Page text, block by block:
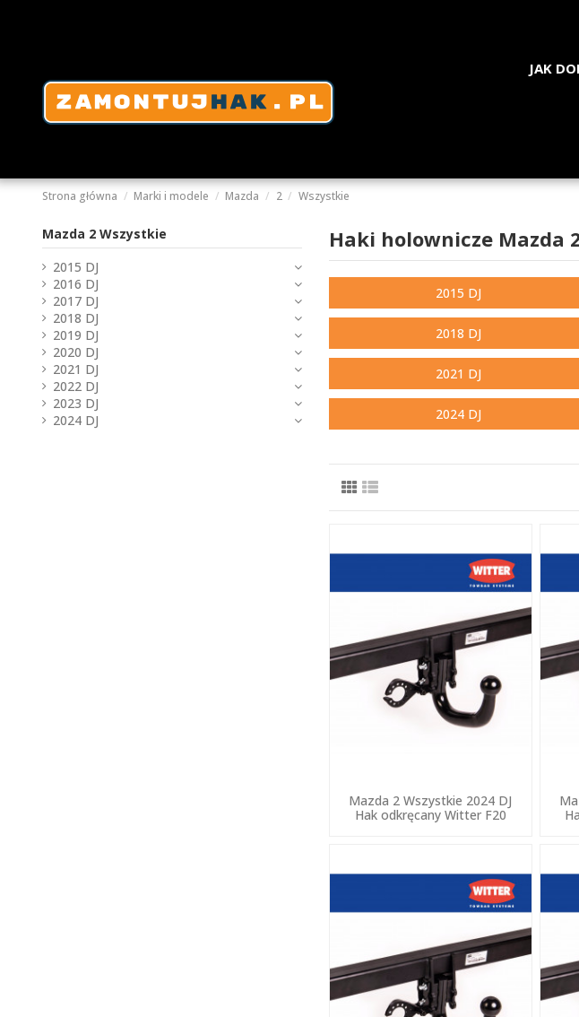
JAK
Strona główna Marki i modele Mazda 2 Wszystkie
Haki holownicze Mazda
2015 DJ
2018 DJ
2021 DJ
2024 DJ
Mazda 2 Wszystkie 2024 DJ
Hak odkręcany Witter F20
Mazda 2 Wszystkie
2015 DJ
2016 DJ
2017 DJ
2018 DJ
2019 DJ
2020 DJ
2021 DJ
2022 DJ
2023 DJ
2024 DJ